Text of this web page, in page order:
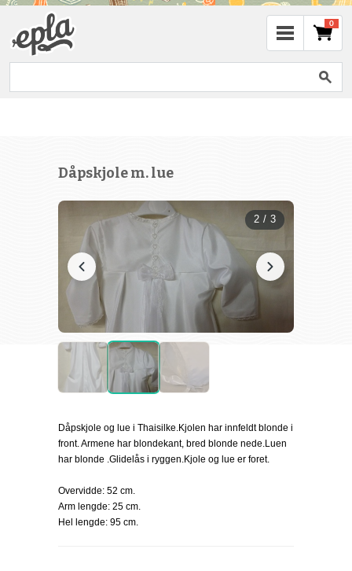
0
Dåpskjole m. lue
2 / 3
Dåpskjole og lue i Thaisilke.Kjolen har innfeldt blonde i
front. Armene har blondekant, bred blonde nede.Luen
har blonde .Glidelås i ryggen.Kjole og lue er foret.
Overvidde: 52 cm.
Arm lengde: 25 cm.
Hel lengde: 95 cm.